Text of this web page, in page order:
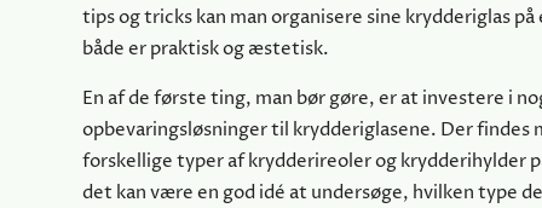
tips og tricks kan man organisere sine krydderiglas på
både er praktisk og æstetisk.
En af de første ting, man bør gøre, er at investere i
opbevaringsløsninger til krydderiglasene. Der findes
forskellige typer af krydderireoler og krydderihylder
det kan være en god idé at undersøge, hvilken type